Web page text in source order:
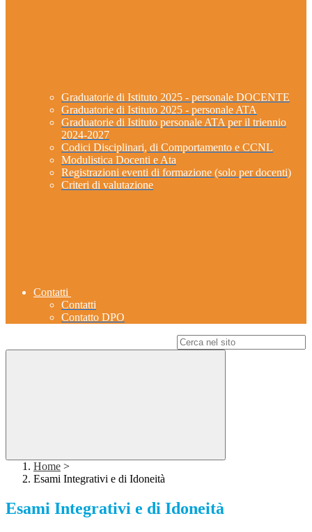
Graduatorie di Istituto 2025 - personale DOCENTE
Graduatorie di Istituto 2025 - personale ATA
Graduatorie di Istituto personale ATA per il triennio
2024-2027
Codici Disciplinari, di Comportamento e CCNL
Modulistica Docenti e Ata
Registrazioni eventi di formazione (solo per docenti)
Criteri di valutazione
Contatti
Contatti
Contatto DPO
Home >
Esami Integrativi e di Idoneità
Esami Integrativi e di Idoneità